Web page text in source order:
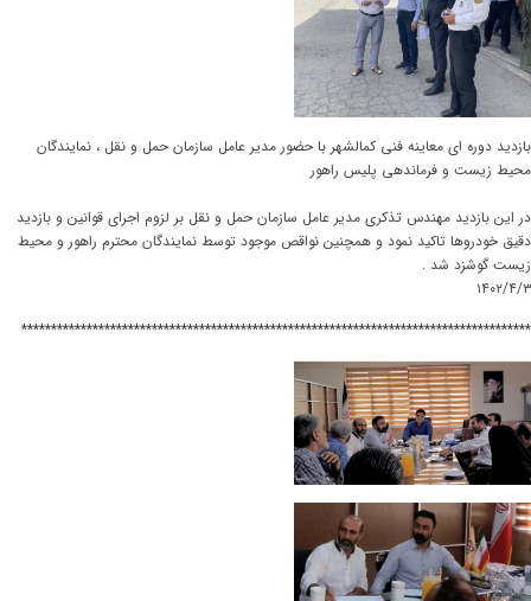
بازدید دوره ای معاینه فنی کمالشهر با حضور مدیر عامل سازمان حمل و نقل ، نمایندگان
محیط زیست و فرماندهی پلیس راهور
در این بازدید مهندس تذکری مدیر عامل سازمان حمل و نقل بر لزوم اجرای قوانین و بازدید
دقیق خودروها تاکید نمود و همچنین نواقص موجود توسط نمایندگان محترم راهور و محیط
زیست گوشزد شد .
۱۴۰۲/۴/۳
**************************************************************************************